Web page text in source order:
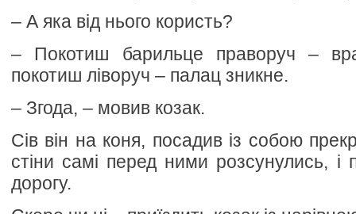
– А яка від нього користь?
– Покотиш барильце праворуч –
покотиш ліворуч – палац зникне.
– Згода, – мовив козак.
Сів він на коня, посадив із собою
стіни самі перед ними розсунулись, і
дорогу.